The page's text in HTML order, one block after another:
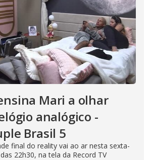
Mari a olhar
analógico -
Brasil 5
final do reality vai ao ar nesta sexta-
22h30, na tela da Record TV